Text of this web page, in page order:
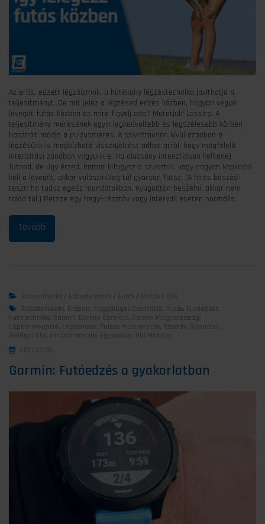
Az erős, edzett légzőizmok, a hatékony légzéstechnika javíthatja a
teljesítményt. De mit jelez a légzésed edzés közben, hogyan vegyél
levegőt futás közben és mire figyelj oda? Mutatjuk! Lassíts! A
teljesítmény mérésének egyik legkedveltebb és legszélesebb körben
használt módja a pulzusmérés. A szívritmuson kívül azonban a
légzésünk is megbízható visszajelzést adhat arról, hogy megfelelő
intenzitási zónában vagyunk e. Ha alacsony intenztiáson kell(ene)
futnod, de úgy érzed, hamar kifogysz a szuszból, vagy nagyon kapkodni
kell a levegőt, akkor valószínűleg túl gyorsan futsz. (A híres beszéd-
teszt: ha tudsz egész mondatokban, nyugodtan beszélni, akkor nem
tolod túl.) Persze egy hegyi-résztáv vagy intervall esetén normális,
Edzéselmélet / Edzéstervezés / Futás / Minden Cikk
Edzéstervezés, Ensport , Függőleges Oszcilláció , Futás, Futóedzés,
Futótechnika, Garmin , Garmin Connect , Garmin Magyarország,
Lépésfrekvencia, Lépéshossz, Pulzus, Pulzusmérés, Résztáv , Sportóra,
Szilágyi Tibi, Talajérintési Idő Egyensúly, Tibi Mondja
2021.02.01.
Garmin: Futóedzés a gyakorlatban